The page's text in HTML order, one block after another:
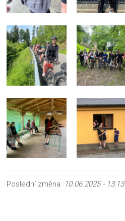
Poslední změna: 10.06.2025 - 13:13